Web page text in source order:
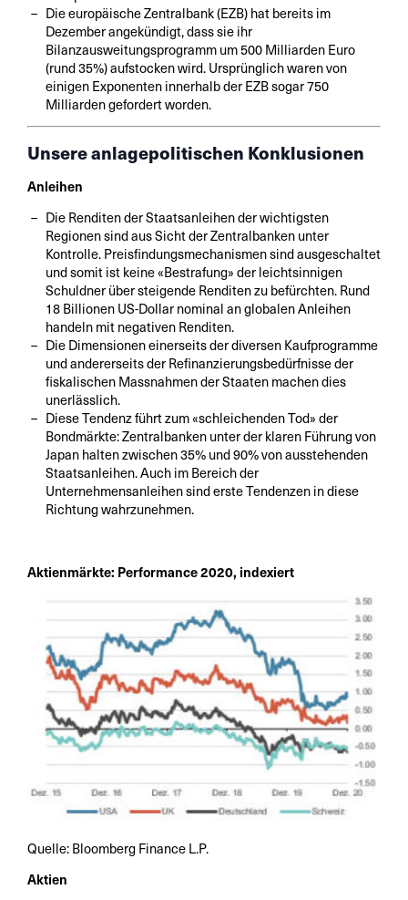
Die europäische Zentralbank (EZB) hat bereits im
Dezember angekündigt, dass sie ihr
Bilanzausweitungsprogramm um 500 Milliarden Euro
(rund 35%) aufstocken wird. Ursprünglich waren von
einigen Exponenten innerhalb der EZB sogar 750
Milliarden gefordert worden.
Unsere anlagepolitischen Konklusionen
Anleihen
Die Renditen der Staatsanleihen der wichtigsten
Regionen sind aus Sicht der Zentralbanken unter
Kontrolle. Preisfindungsmechanismen sind ausgeschaltet
und somit ist keine «Bestrafung» der leichtsinnigen
Schuldner über steigende Renditen zu befürchten. Rund
18 Billionen US-Dollar nominal an globalen Anleihen
handeln mit negativen Renditen.
Die Dimensionen einerseits der diversen Kaufprogramme
und andererseits der Refinanzierungsbedürfnisse der
fiskalischen Massnahmen der Staaten machen dies
unerlässlich.
Diese Tendenz führt zum «schleichenden Tod» der
Bondmärkte: Zentralbanken unter der klaren Führung von
Japan halten zwischen 35% und 90% von ausstehenden
Staatsanleihen. Auch im Bereich der
Unternehmensanleihen sind erste Tendenzen in diese
Richtung wahrzunehmen.
Aktienmärkte: Performance 2020, indexiert
Quelle: Bloomberg Finance L.P.
Aktien